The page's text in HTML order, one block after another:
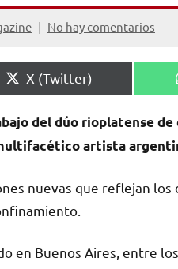
No hay comentarios
Compartir
en
X (Twitter)
del dúo rioplatense
artista
nuevas que reflejan
en Buenos Aires, entre